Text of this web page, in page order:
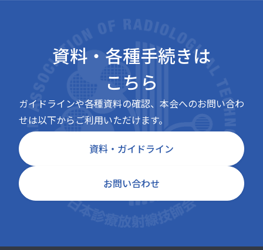
資料・各種手続きは
こちら
ガイドラインや各種資料の確認、本会へのお問い合わ
せは以下からご利用いただけます。
資料・ガイドライン
お問い合わせ